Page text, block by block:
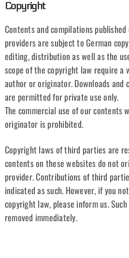
Copyright
Contents and compilations
providers are subject to German
editing, distribution as well as the
scope of the copyright law require
author or originator. Downloads and
are permitted for private use only.
The commercial use of our contents
originator is prohibited.
Copyright laws of third parties are
contents on these websites do not
provider. Contributions of third
indicated as such. However, if you
copyright law, please inform us.
removed immediately.